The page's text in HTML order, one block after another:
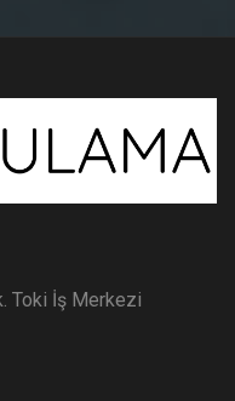
Toki İş Merkezi